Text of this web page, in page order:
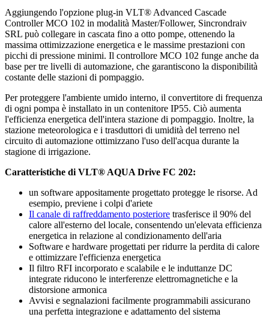
Aggiungendo l'opzione plug-in VLT® Advanced Cascade
Controller MCO 102 in modalità Master/Follower, Sincrondraiv
SRL può collegare in cascata fino a otto pompe, ottenendo la
massima ottimizzazione energetica e le massime prestazioni con
picchi di pressione minimi. Il controllore MCO 102 funge anche da
base per tre livelli di automazione, che garantiscono la disponibilità
costante delle stazioni di pompaggio.
Per proteggere l'ambiente umido interno, il convertitore di frequenza
di ogni pompa è installato in un contenitore IP55. Ciò aumenta
l'efficienza energetica dell'intera stazione di pompaggio. Inoltre, la
stazione meteorologica e i trasduttori di umidità del terreno nel
circuito di automazione ottimizzano l'uso dell'acqua durante la
stagione di irrigazione.
Caratteristiche di VLT® AQUA Drive FC 202:
un software appositamente progettato protegge le risorse. Ad
esempio, previene i colpi d'ariete
Il canale di raffreddamento posteriore trasferisce il 90% del
calore all'esterno del locale, consentendo un'elevata efficienza
energetica in relazione al condizionamento dell'aria
Software e hardware progettati per ridurre la perdita di calore
e ottimizzare l'efficienza energetica
Il filtro RFI incorporato e scalabile e le induttanze DC
integrate riducono le interferenze elettromagnetiche e la
distorsione armonica
Avvisi e segnalazioni facilmente programmabili assicurano
una perfetta integrazione e adattamento del sistema